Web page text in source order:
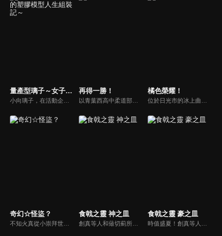
量產型璃子～女子的塑膠模型人生組裝記～
小向璃子，在活動企劃公司工作的她是一名各方面都很普通、不甚起眼的OL，甚至被公司男同事戲稱為「量產型人類」。正當她因為同事的言論開始質疑自己時，在街上亂晃的她意外被一間模型商店吸引了目光。在模型店老闆及店員的鼓勵之下，開啟了模型組裝日常與新的人生挑戰…..
再得一勝！
以青葉西高中柔道部的女生們為主軸展開的青春故事，在國中最後一次大賽沒留下成果，園田未知本來打算放棄柔道。可是在好朋友早苗，和最後的對戰對手永遠的邀請下，她的柔道故事將繼續下去。
橘色榮耀！
位於日光市的冰上曲棍球隊伍「Dream Monkeys」。由「Dream Monkeys」舉辦的體驗教室吸引了居住在當地的中學生，愛佳 與被她強行拉去的妹妹 彩佳、青梅竹馬的薰子以及真美。同樣是參加者的還有 梨子 與 尚美 的身影。在練習結束後，所有人都被冰上曲棍球的魅力給迷上。並且喊道「下週也再來參加吧」。
奇幻☆怪盜？
不知火真從小崇拜世界知名的魔術師星里衛，升上中學一年級時便到東京向星里衛拜師學藝，同時和兒時玩伴星里果菜再次相遇。與此同時，社會上傳出美女怪盜偷竊事件，真後來在無意間發現了果菜便是怪盜的事實。
食戟之靈 神之皿
創真等人和薙切薊所統領的中枢美食機関展開了聯隊食戟。第一輪對戰，由創真等反叛者一方獲得了勝利！為延續這一勢頭繼續取勝，反叛者一方接著派出了久我、美作、女木島。另一邊，中枢美食機関則派出了第一席・司、第二席・竜胆、第四席・齋藤登場！由高手們展開激烈角逐的第二輪對戰即將拉開帷幕……！
食戟之靈 豪之皿
時值盛夏！創真等人，迎來了2年級第一學期的期末考試。考試的內容是，在充滿海濱遊客的海岸上，經營連排的「海之家」，並在3天時間內達成300萬日元的營業額！雖然創真等十傑成員顯得從容不迫，但是十傑隊卻被增加了不小的難度…!?